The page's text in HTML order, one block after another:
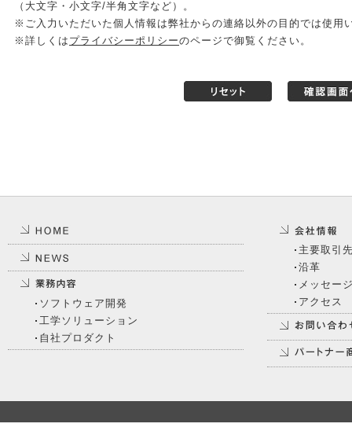
（大文字・小文字/半角文字など）。
※ご入力いただいた個人情報は弊社からの連絡以外の目的では使用
※詳しくは プライバシーポリシーのページで御覧ください。
ソフトウェア開発
工学ソリューション
自社プロダクト
主要取引
沿革
メッセー
アクセス